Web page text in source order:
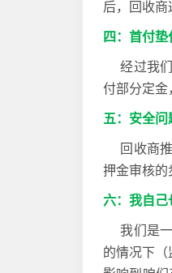
后，回收商
四：首付垫
经过我们
付部分定金
五：安全问
回收商推
押金审核
六：我自己
我们是一
的情况下